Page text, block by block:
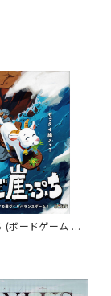
(ボードゲーム カ
歳以上 10分程度